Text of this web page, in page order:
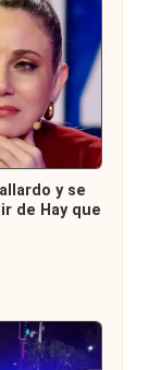
y se
de Hay que